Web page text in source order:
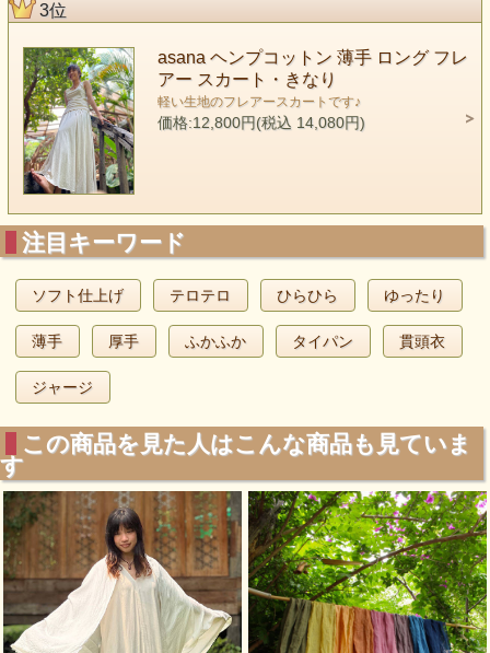
3位
asana ヘンプコットン 薄手 ロング フレ
アー スカート・きなり
軽い生地のフレアースカートです♪
価格:12,800円(税込 14,080円)
注目キーワード
ソフト仕上げ テロテロ ひらひら ゆったり
薄手 厚手 ふかふか タイパン 貫頭衣
ジャージ
この商品を見た人はこんな商品も見ていま
す